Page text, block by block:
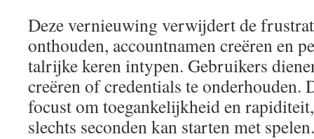
Deze vernieuwing verwijdert de
onthouden, accountnamen creëren en
talrijke keren intypen. Gebruikers
creëren of credentials te onderhouden.
focust om toegankelijkheid en
slechts seconden kan starten met spelen.